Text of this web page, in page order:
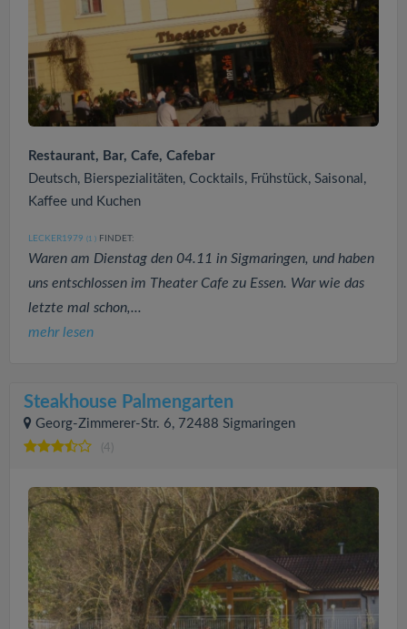
Restaurant, Bar, Cafe, Cafebar
Deutsch, Bierspezialitäten, Cocktails, Frühstück, Saisonal,
Kaffee und Kuchen
LECKER1979 (1 ) FINDET:
Waren am Dienstag den 04.11 in Sigmaringen, und haben
uns entschlossen im Theater Cafe zu Essen. War wie das
letzte mal schon,...
mehr lesen
Steakhouse Palmengarten
Georg-Zimmerer-Str. 6, 72488 Sigmaringen
(4)